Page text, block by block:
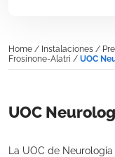
Home / Instalaciones /
Frosinone-Alatri / UOC
UOC
La UOC de